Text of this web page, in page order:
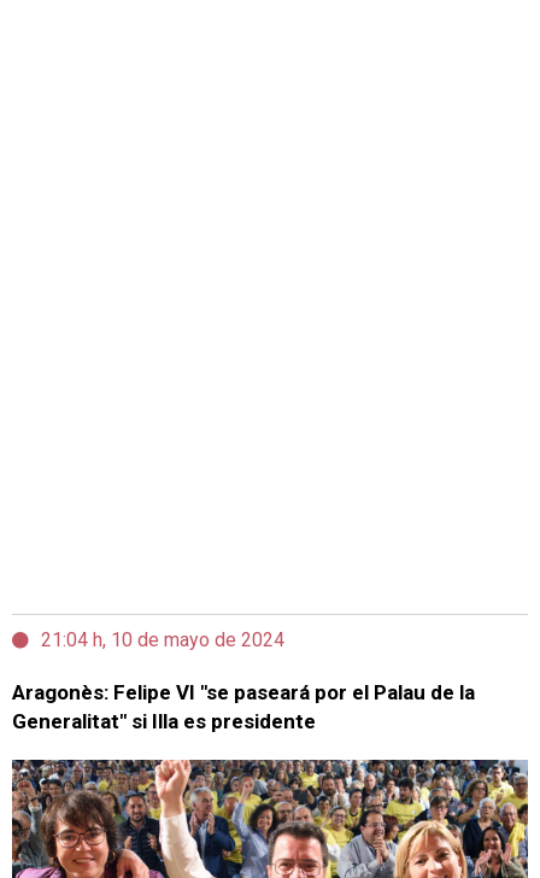
21:04 h, 10 de mayo de 2024
Aragonès: Felipe VI "se paseará por el Palau de la
Generalitat" si Illa es presidente